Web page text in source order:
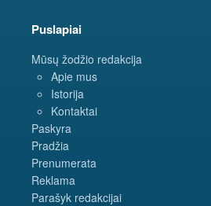
Puslapiai
Mūsų žodžio redakcija
Apie mus
Istorija
Kontaktai
Paskyra
Pradžia
Prenumerata
Reklama
Parašyk redakcijai